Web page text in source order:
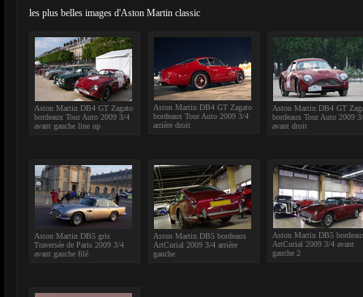
les plus belles images d'Aston Martin classic
Aston Martin DB4 GT Zagato
bordeaux Tour Auto 2009 3/4
avant gauche line up
Aston Martin DB4 GT Zagato
bordeaux Tour Auto 2009 3/4
arrière droit
Aston Martin DB4 GT
bordeaux Tour Auto 2009
avant droit
Aston Martin DB5 gris
Traversée de Paris 2009 3/4
avant gauche filé
Aston Martin DB5 bordeaux
ArtCurial 2009 3/4 arrière
gauche
Aston Martin DB5
ArtCurial 2009 3/4 avant
gauche 2